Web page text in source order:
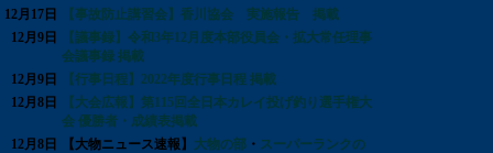
12月17日
【事故防止講習会】香川協会 実施報告 掲載
12月9日
【議事録】令和3年12月度本部役員会・拡大常任理事
会議事録 掲載
12月9日
【行事日程】2022年度行事日程 掲載
12月8日
【大会広報】第115回全日本カレイ投げ釣り選手権大
会 優勝者・成績表掲載
12月8日
【大物ニュース速報】 大物の部 ・ スーパーランクの